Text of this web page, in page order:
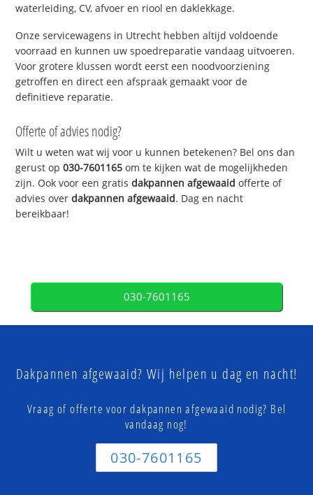
waterleiding, CV, afvoer en riool en daklekkage.
Onze servicewagens in Utrecht hebben altijd voldoende
voorraad en kunnen uw spoedreparatie vandaag uitvoeren.
Voor grotere klussen wordt eerst een noodvoorziening
getroffen en direct een afspraak gemaakt voor de
definitieve reparatie.
Offerte of advies nodig?
Wilt u weten wat wij voor u kunnen betekenen? Bel ons dan
gerust op030-7601165 om te kijken wat de mogelijkheden
zijn. Ook voor een gratisdakpannen afgewaaid offerte of
advies overdakpannen afgewaaid. Dag en nacht
bereikbaar!
030-7601165
Dakpannen afgewaaid? Wij helpen u dag en nacht!
Vraag of offerte voor dakpannen afgewaaid nodig? Bel
vandaag nog!
030-7601165